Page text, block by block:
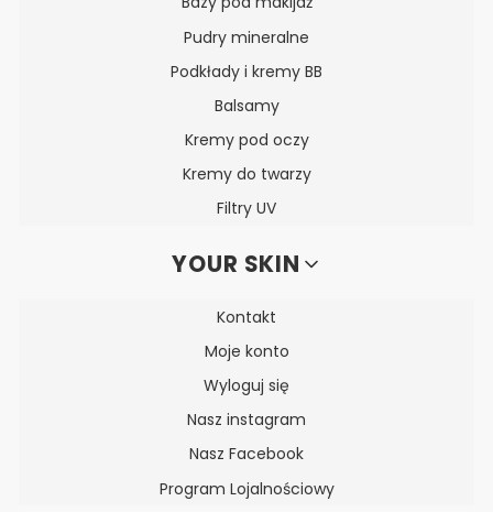
Pudry mineralne
Podkłady i kremy BB
Balsamy
Kremy pod oczy
Kremy do twarzy
Filtry UV
YOUR SKIN
Kontakt
Moje konto
Wyloguj się
Nasz instagram
Nasz Facebook
Program Lojalnościowy